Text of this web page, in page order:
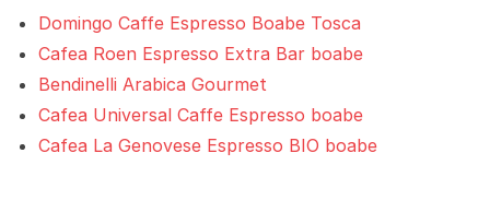
Domingo Caffe Espresso Boabe Tosca
Cafea Roen Espresso Extra Bar boabe
Bendinelli Arabica Gourmet
Cafea Universal Caffe Espresso boabe
Cafea La Genovese Espresso BIO boabe